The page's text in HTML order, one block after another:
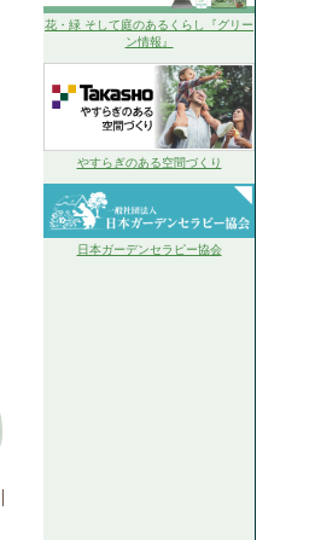
花・緑 そして庭のあるくらし『グリー
ン情報』
やすらぎのある空間づくり
日本ガーデンセラピー協会